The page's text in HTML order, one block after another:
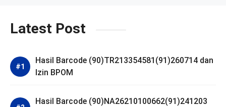
Latest Post
Hasil Barcode (90)TR213354581(91)260714 dan
Izin BPOM
Hasil Barcode (90)NA26210100662(91)241203